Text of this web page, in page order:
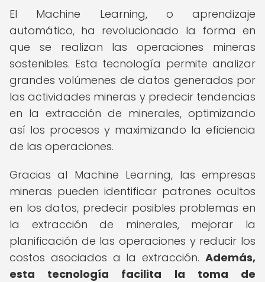
El Machine Learning, o aprendizaje
automático, ha revolucionado la forma en
que se realizan las operaciones mineras
sostenibles. Esta tecnología permite analizar
grandes volúmenes de datos generados por
las actividades mineras y predecir tendencias
en la extracción de minerales, optimizando
así los procesos y maximizando la eficiencia
de las operaciones.
Gracias al Machine Learning, las empresas
mineras pueden identificar patrones ocultos
en los datos, predecir posibles problemas en
la extracción de minerales, mejorar la
planificación de las operaciones y reducir los
costos asociados a la extracción. Además,
esta tecnología facilita la toma de